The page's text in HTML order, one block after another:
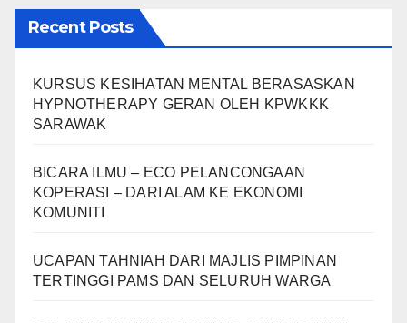
Recent Posts
KURSUS KESIHATAN MENTAL BERASASKAN
HYPNOTHERAPY GERAN OLEH KPWKKK
SARAWAK
BICARA ILMU – ECO PELANCONGAAN
KOPERASI – DARI ALAM KE EKONOMI
KOMUNITI
UCAPAN TAHNIAH DARI MAJLIS PIMPINAN
TERTINGGI PAMS DAN SELURUH WARGA